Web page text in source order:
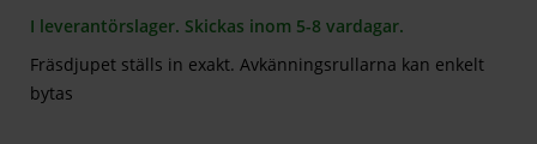
I leverantörslager. Skickas inom 5-8 vardagar.
Fräsdjupet ställs in exakt. Avkänningsrullarna kan enkelt
bytas